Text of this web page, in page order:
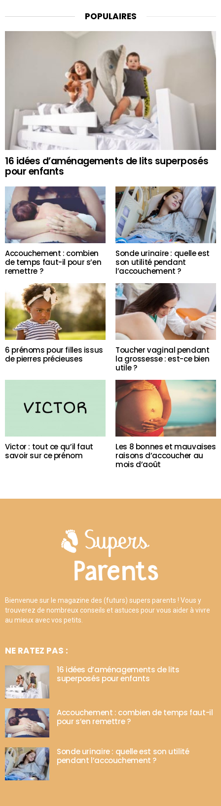
POPULAIRES
16 idées d’aménagements de lits superposés
pour enfants
Accouchement : combien
de temps faut-il pour s’en
remettre ?
Sonde urinaire : quelle est
son utilité pendant
l’accouchement ?
6 prénoms pour filles issus
de pierres précieuses
Toucher vaginal pendant
la grossesse : est-ce bien
utile ?
Victor : tout ce qu’il faut
savoir sur ce prénom
Les 8 bonnes et mauvaises
raisons d’accoucher au
mois d’août
Bienvenue sur le magazine des (futurs) supers parents ! Vous y
trouverez de nombreux conseils et astuces pour vous aider à vivre
au mieux avec vos petits.
NE RATEZ PAS :
16 idées d’aménagements de lits
superposés pour enfants
Accouchement : combien de temps faut-il
pour s’en remettre ?
Sonde urinaire : quelle est son utilité
pendant l’accouchement ?